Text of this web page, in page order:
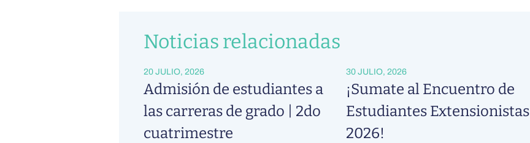
Noticias relacionadas
20 JULIO, 2026
Admisión de estudiantes a
las carreras de grado | 2do
cuatrimestre
30 JULIO, 2026
¡Sumate al Encuentro de
Estudiantes Extensionistas
2026!